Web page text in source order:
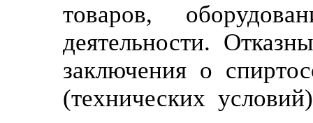
товаров,
деятельности.
заключения о
(технических